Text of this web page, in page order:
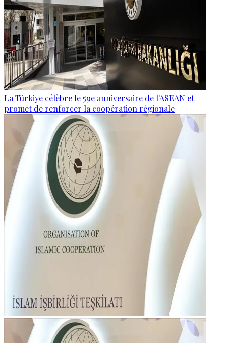
La Türkiye célèbre le 59e anniversaire de l'ASEAN et
promet de renforcer la coopération régionale